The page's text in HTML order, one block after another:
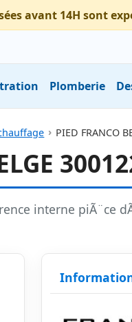
avant 14H sont
Plomberie
PIED FRANCO
interne